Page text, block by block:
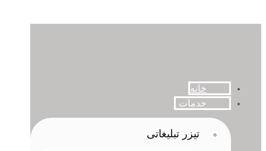
خانه
خدمات
تیزر تبلیغاتی